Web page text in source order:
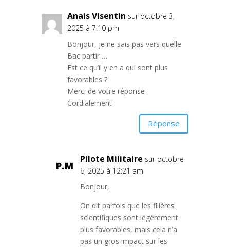
Anais Visentin sur octobre 3,
2025 à 7:10 pm
Bonjour, je ne sais pas vers quelle
Bac partir …
Est ce qu’il y en a qui sont plus
favorables ?
Merci de votre réponse
Cordialement
Réponse
Pilote Militaire sur octobre
6, 2025 à 12:21 am
Bonjour,
On dit parfois que les filières
scientifiques sont légèrement
plus favorables, mais cela n’a
pas un gros impact sur les